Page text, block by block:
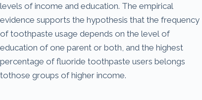
levels of income and education. The empirical
evidence supports the hypothesis that the frequency
of toothpaste usage depends on the level of
education of one parent or both, and the highest
percentage of fluoride toothpaste users belongs
tothose groups of higher income.